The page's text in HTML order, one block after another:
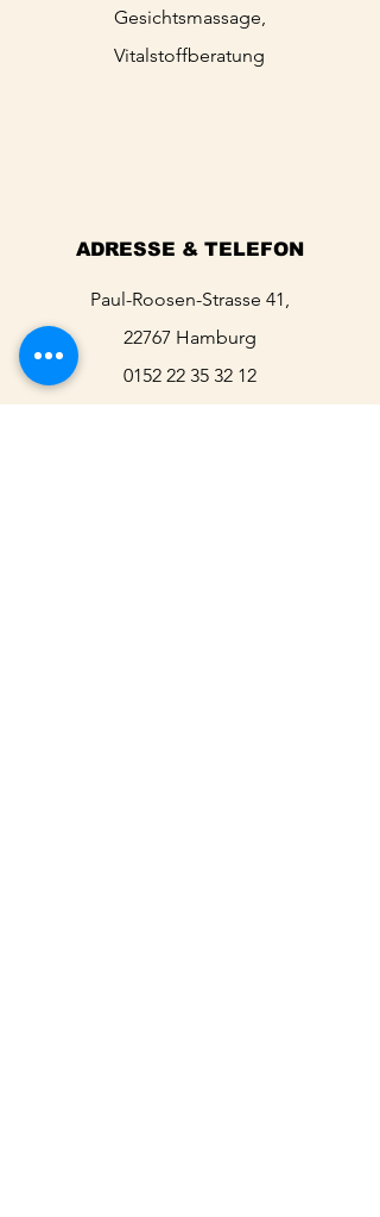
Gesichtsmassage,
Vitalstoffberatung
ADRESSE & TELEFON
Paul-Roosen-Strasse 41,
22767 Hamburg
0152 22 35 32 12